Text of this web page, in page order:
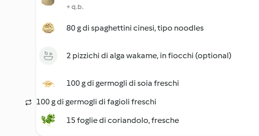
+ q.b.
80 g di spaghettini cinesi, tipo noodles
2 pizzichi di alga wakame, in fiocchi (optional)
100 g di germogli di soia freschi
100 g di germogli di fagioli freschi
15 foglie di coriandolo, fresche